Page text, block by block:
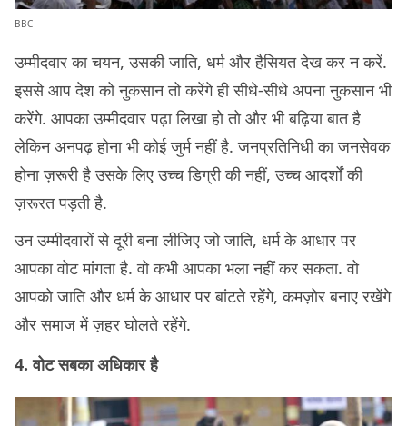
BBC
उम्मीदवार का चयन, उसकी जाति, धर्म और हैसियत देख कर न करें.
इससे आप देश को नुकसान तो करेंगे ही सीधे-सीधे अपना नुकसान भी
करेंगे. आपका उम्मीदवार पढ़ा लिखा हो तो और भी बढ़िया बात है
लेकिन अनपढ़ होना भी कोई जुर्म नहीं है. जनप्रतिनिधी का जनसेवक
होना ज़रूरी है उसके लिए उच्च डिग्री की नहीं, उच्च आदर्शों की
ज़रूरत पड़ती है.
उन उम्मीदवारों से दूरी बना लीजिए जो जाति, धर्म के आधार पर
आपका वोट मांगता है. वो कभी आपका भला नहीं कर सकता. वो
आपको जाति और धर्म के आधार पर बांटते रहेंगे, कमज़ोर बनाए रखेंगे
और समाज में ज़हर घोलते रहेंगे.
4. वोट सबका अधिकार है